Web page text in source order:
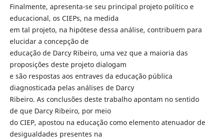
Finalmente, apresenta-se seu principal projeto político e
educacional, os CIEPs, na medida
em tal projeto, na hipótese dessa análise, contribuem para
elucidar a concepção de
educação de Darcy Ribeiro, uma vez que a maioria das
proposições deste projeto dialogam
e são respostas aos entraves da educação pública
diagnosticada pelas análises de Darcy
Ribeiro. As conclusões deste trabalho apontam no sentido
de que Darcy Ribeiro, por meio
do CIEP, apostou na educação como elemento atenuador de
desigualdades presentes na